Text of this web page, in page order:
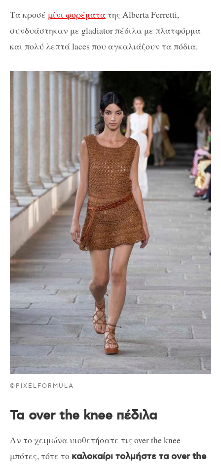
Τα κροσέ μίνι φορέματατης Alberta Ferretti,
συνδυάστηκαν με gladiator πέδιλα με πλατφόρμα
και πολύ λεπτά laces που αγκαλιάζουν τα πόδια.
©PIXELFORMULA
Τα over the knee πέδιλα
Αν το χειμώνα υιοθετήσατε τις over the knee
μπότες, τότε το καλοκαίρι τολμήστε τα over the